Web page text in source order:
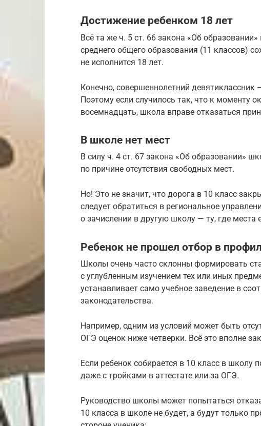
Достижение ребенком 18 лет
Всё та же ч. 5 ст. 66 закона «Об образовании»
среднего общего образования (11 классов)
не исполнится 18 лет.
Конечно, совершеннолетний
Поэтому если случилось так, что к моменту
восемнадцать, школа вправе отказаться
В школе нет мест
В силу ч. 4 ст. 67 закона «Об образовании»
по причине отсутствия свободных мест.
Но! Это не значит, что дорога в 10 класс
следует обратиться в региональное
о зачислении в другую школу — ту, где места
Ребенок не прошел отбор в
Школы очень часто склонны формировать
с углубленным изучением тех или иных
устанавливает само учебное заведение в
законодательства.
Например, одним из условий может быть
ОГЭ оценок ниже четверки. Всё это вполне
Если ребенок собирается в 10 класс в школу
даже с тройками в аттестате или за ОГЭ.
Руководство школы может попытаться
10 класса в школе не будет, а будут только